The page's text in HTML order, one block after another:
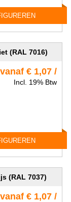
(RAL 7016)
vanaf € 1,07 /
Incl. 19% Btw
(RAL 7037)
vanaf € 1,07 /